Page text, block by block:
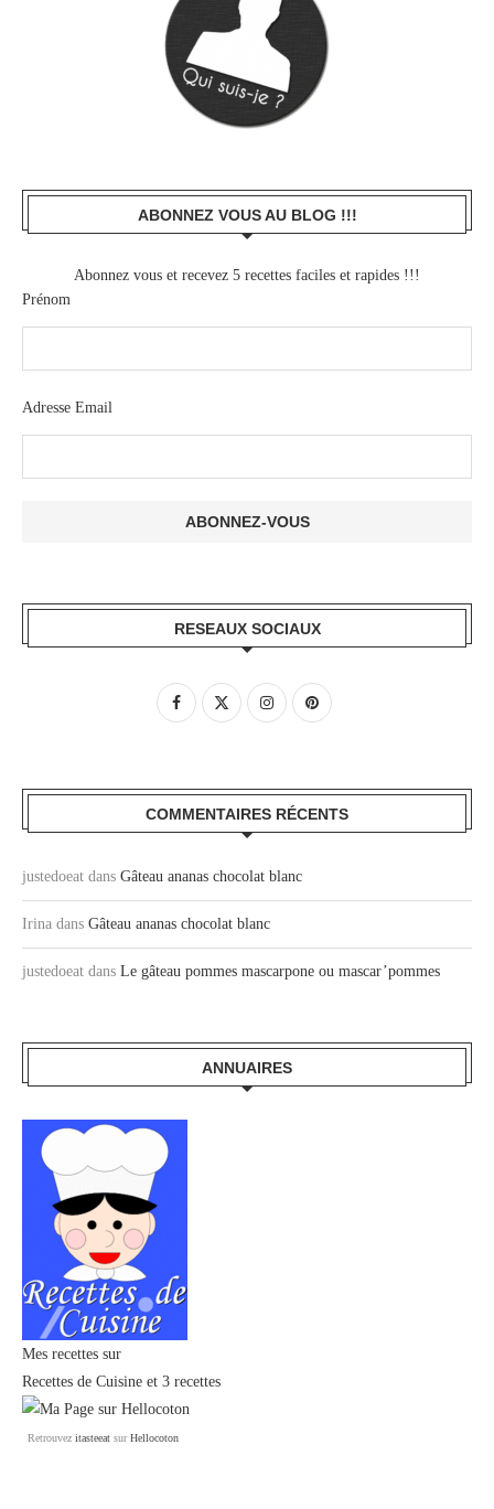
ABONNEZ VOUS AU BLOG !!!
Abonnez vous et recevez 5 recettes faciles et rapides !!!
Prénom
Adresse Email
RESEAUX SOCIAUX
COMMENTAIRES RÉCENTS
justedoeat dans Gâteau ananas chocolat blanc
Irina dans Gâteau ananas chocolat blanc
justedoeat dans Le gâteau pommes mascarpone ou mascar’pommes
ANNUAIRES
Mes recettes sur
Recettes de Cuisine et 3 recettes
Retrouvez itasteeat surHellocoton